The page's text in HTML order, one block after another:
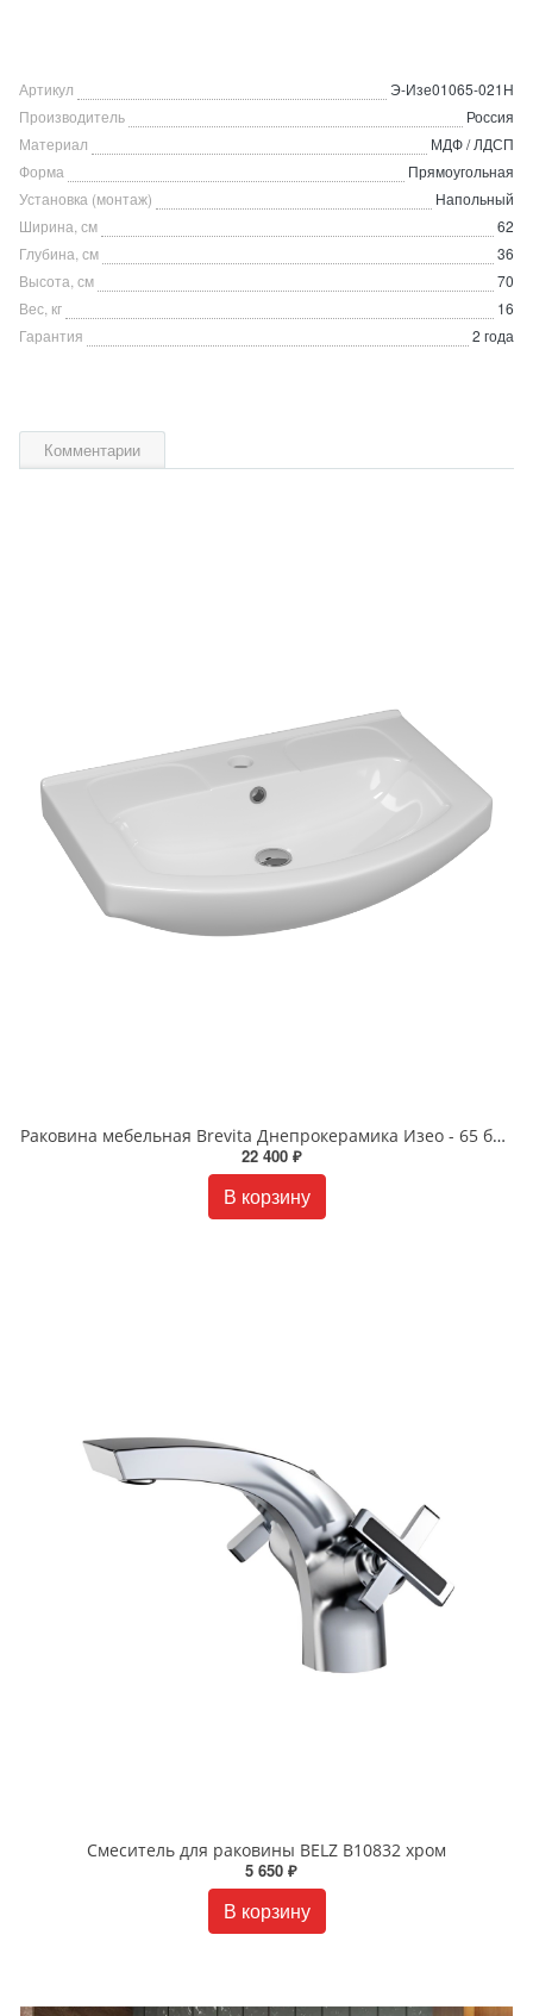
Артикул
Э-Изе01065-021Н
Производитель
Россия
Материал
МДФ / ЛДСП
Форма
Прямоугольная
Установка (монтаж)
Напольный
Ширина, см
62
Глубина, см
36
Высота, см
70
Вес, кг
16
Гарантия
2 года
Комментарии
Раковина мебельная Brevita Днепрокерамика Изео - 65 белая 2050016600112
22 400 ₽
В корзину
Смеситель для раковины BELZ B10832 хром
5 650 ₽
В корзину